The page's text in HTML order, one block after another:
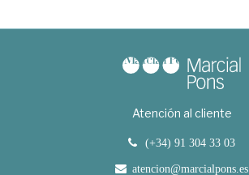
Atención al cliente
(+34) 91 304 33 03
atencion@marcialpons.es